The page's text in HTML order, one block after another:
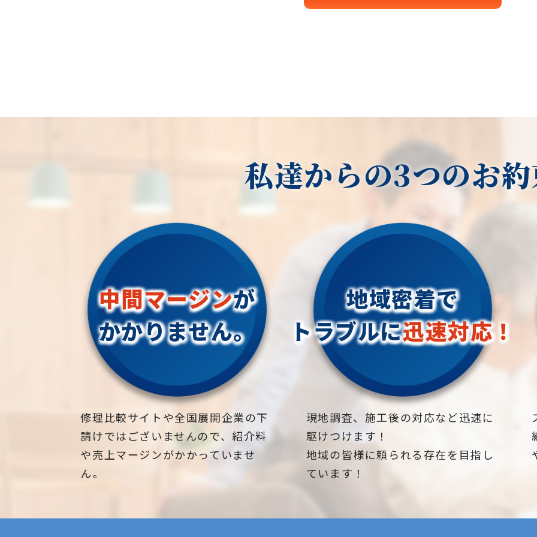
私達からの3つのお
中間マージンが
かかりません。
修理比較サイトや全国展開企業の下
請けではございませんので、紹介料
や売上マージンがかかっていませ
ん。
地域密着で
トラブルに迅速対応！
現地調査、施工後の対応など迅速に
駆けつけます！
地域の皆様に頼られる存在を目指し
ています！